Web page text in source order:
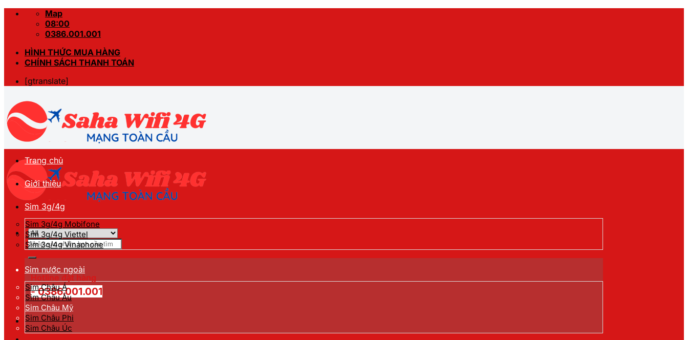
Skip
Map
08:00
0386.001.001
HÌNH THỨC MUA HÀNG
CHÍNH SÁCH THANH TOÁN
[gtranslate]
Tìm
kiếm:
Hotline đặt hàng
- 0386.001.001
Trang chủ
Giới thiệu
Sim 3g/4g
Sim 3g/4g Mobifone
Sim 3g/4g Viettel
Sim 3g/4g Vinaphone
Sim nước ngoài
Sim Châu Á
Sim Châu Âu
Sim Châu Mỹ
Sim Châu Phi
Sim Châu Úc